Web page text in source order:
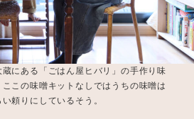
蔵にある「ごはん屋ヒバリ」の手作り味
この味噌キットなしではうちの味噌は
頼りにしているそう。